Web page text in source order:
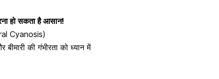
हो सकता है आसान!
Cyanosis)
की गंभीरता को ध्यान में